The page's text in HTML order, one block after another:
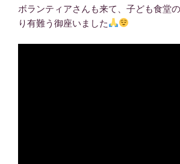
ボランティアさんも来て、子ども食堂
り有難う御座いました